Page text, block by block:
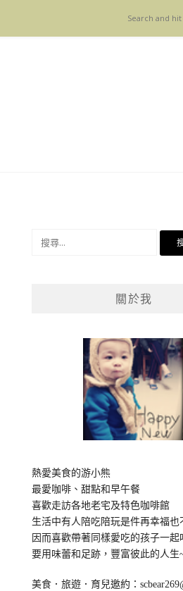
關於我
熱愛美食的游小熊
最愛咖啡、甜點和早午餐
喜歡走訪各地老宅及特色咖啡館
生活中有人陪吃陪玩是件再幸福也
因而喜歡帶著同樣愛吃的孩子一起
要用味蕾和足跡，豐富彼此的人生
美食．旅遊．育兒邀約：